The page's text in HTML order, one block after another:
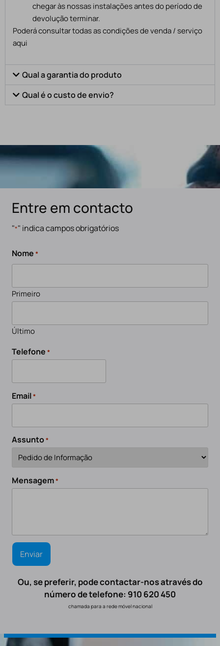
chegar às nossas instalações antes do período de
devolução terminar.
Poderá consultar todas as condições de venda / serviço
aqui
Qual a garantia do produto
Qual é o custo de envio?
Entre em contacto
"*" indica campos obrigatórios
Nome *
Primeiro
Último
Telefone *
Email*
Assunto*
Mensagem*
Ou, se preferir, pode contactar-nos através do
número de telefone: 910 620 450
chamada para a rede móvel nacional